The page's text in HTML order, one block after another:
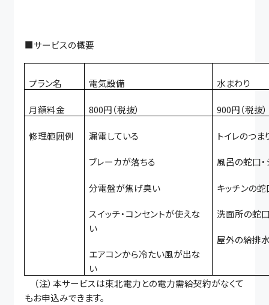
■サービスの概要
プラン名 電気設備 水まわり
月額料金 800円（税抜） 900円（税抜）
修理範囲例 漏電している
ブレーカが落ちる
分電盤が焦げ臭い
スイッチ・コンセントが使えな
い
エアコンから冷たい風が出な
い
トイレのつま
風呂の蛇口
キッチンの
洗面所の蛇
屋外の給排
（注）本サービスは東北電力との電力需給契約がなくて
もお申込みできます。